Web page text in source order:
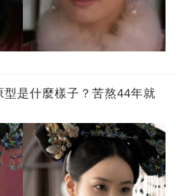
是什麼樣子？苦熬44年就